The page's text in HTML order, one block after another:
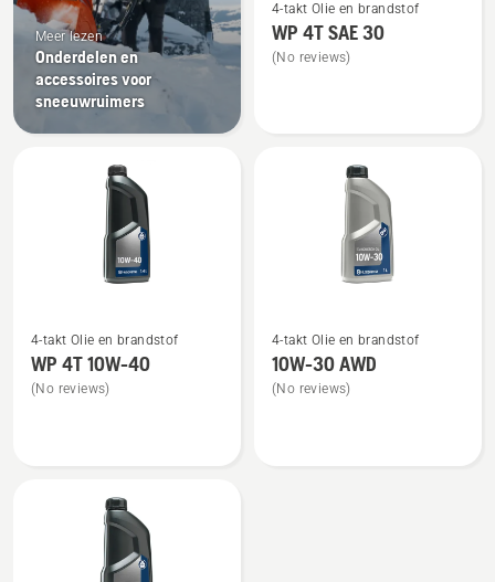
Meer lezen
Onderdelen en
accessoires voor
sneeuwruimers
meer
details
over
4-takt Olie en brandstof
WP 4T SAE 30
(No reviews)
meer
details
over
4-takt Olie en brandstof
WP 4T 10W-40
(No reviews)
meer
details
over
4-takt Olie en brandstof
10W-30 AWD
(No reviews)